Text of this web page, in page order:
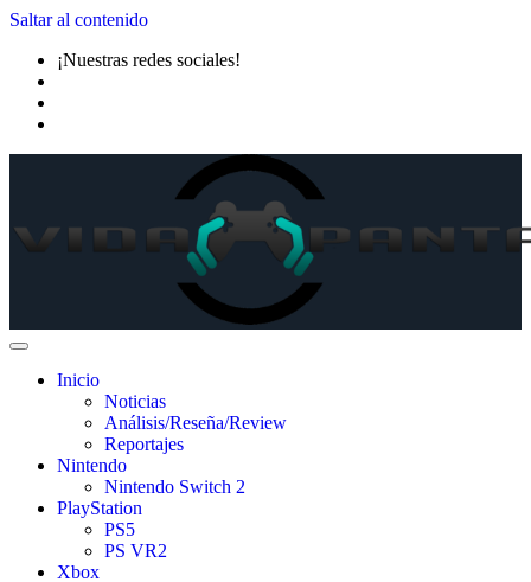
Saltar al contenido
¡Nuestras redes sociales!
Inicio
Noticias
Análisis/Reseña/Review
Reportajes
Nintendo
Nintendo Switch 2
PlayStation
PS5
PS VR2
Xbox